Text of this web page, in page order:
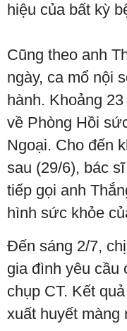
hiệu của bất kỳ
Cũng theo anh
ngày, ca mổ nội
hành. Khoảng
về Phòng Hồi
Ngoại. Cho đến
sau (29/6), bác
tiếp gọi anh
hình sức khỏe
Đến sáng 2/7,
gia đình yêu cầu
chụp CT. Kết
xuất huyết màng